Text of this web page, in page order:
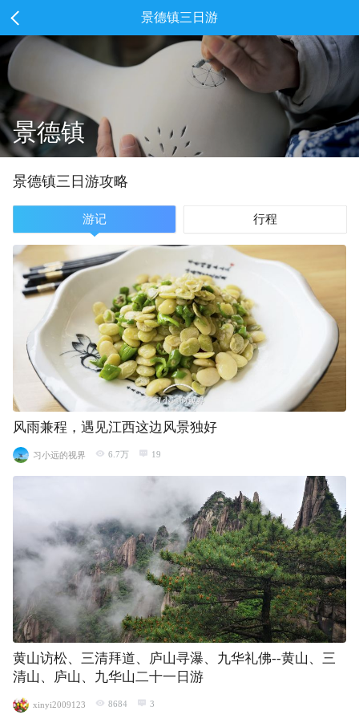
景德镇三日游
景德镇
景德镇三 日游攻略
游记 行程
风雨兼程，遇见江西这边风景独好
习小远的视界 6.7万 19
黄山访松、三清拜道、庐山寻瀑、九华礼佛--黄山、三
清山、庐山、九华山二十一日游
xinyi2009123 8684 3